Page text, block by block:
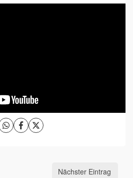
Nächster Eintrag